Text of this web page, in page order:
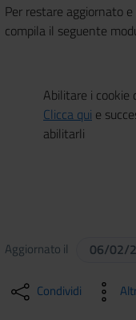
Per restare aggiornato
compila il seguente
Abilitare i cookie
Clicca qui e
abilitarli
Aggiornato il 06/02/
Condividi